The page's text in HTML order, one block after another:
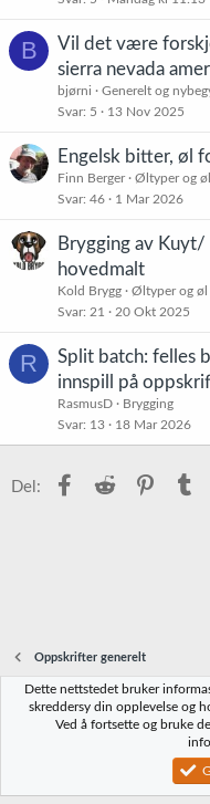
B
Vil det være
sierra nevada
bjørni
Generelt og
Svar 5 13 Nov 2025
Engelsk bitter, øl
Finn Berger
Øltyper og
Svar 46 1 Mar 2026
Brygging av
hovedmalt
Kold Brygg
Øltyper og øl
Svar 21 20 Okt 2025
R
Split batch: felles
innspill på
RasmusD
Brygging
Svar 13 18 Mar 2026
Del: Facebook
Reddit
Oppskrifter generelt
Norbrygg-default
Vilkår og regler
Community platform by XenForo®
Dette nettstedet bruker
skreddersy din opplevelse og
Ved å fortsette og bruke